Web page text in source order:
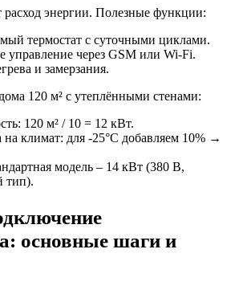
расход энергии. Полезные функции:
термостат с суточными циклами.
управление через GSM или Wi-Fi.
и замерзания.
120 м² с утеплёнными стенами:
120 м² / 10 = 12 кВт.
на климат: для -25°C добавляем 10% →
модель – 14 кВт (380 В,
тип).
основные шаги и